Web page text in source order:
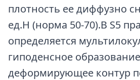
плотность ее диффузно
ед.Н (норма 50-70).В S5
определяется
гиподенсное
деформирующее контур